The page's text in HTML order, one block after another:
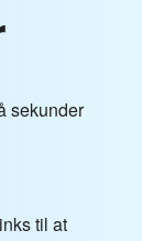
sekunder
til at